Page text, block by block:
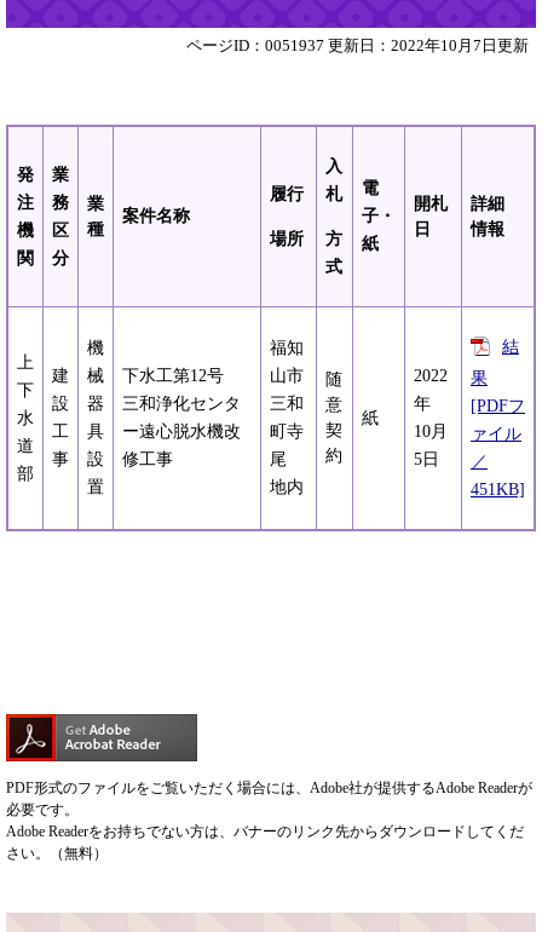
ページID：0051937 更新日：2022年10月7日更新
発
注
機
関
業
務
区
分
業
種
案件名称
履行
場所
入
札
方
式
電
子・
紙
開札
日
詳細
情報
上
下
水
道
部
建
設
工
事
機
械
器
具
設
置
下水工第12号
三和浄化センタ
ー遠心脱水機改
修工事
福知
山市
三和
町寺
尾
地内
随
意
契
約
紙
2022
年
10月
5日
結
果
[PDFフ
ァイル
／
451KB]
PDF形式のファイルをご覧いただく場合には、Adobe社が提供するAdobe Readerが
必要です。
Adobe Readerをお持ちでない方は、バナーのリンク先からダウンロードしてくだ
さい。（無料）